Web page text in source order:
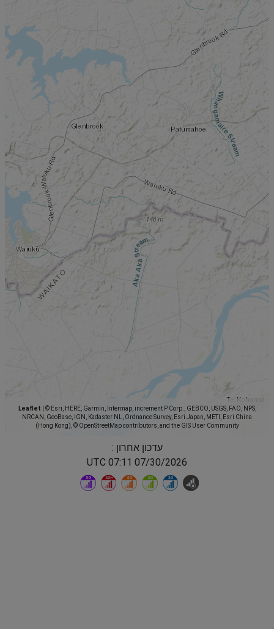
Leaflet
© Esri, HERE, Garmin, Intermap, increment P Corp., GEBCO, USGS, FAO, NPS,
NRCAN, GeoBase, IGN, Kadaster NL, Ordnance Survey, Esri Japan, METI, Esri China
(Hong Kong), © OpenStreetMap contributors, and the GIS User Community
עדכון אחרון :
07/30/2026 07:11 UTC